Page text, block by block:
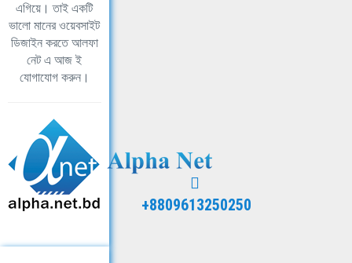
এগিয়ে। তাই একটি
ভালো মানের ওয়েবসাইট
ডিজাইন করতে আলফা
নেট এ আজ ই
যোগাযোগ করুন।
+8809613250250